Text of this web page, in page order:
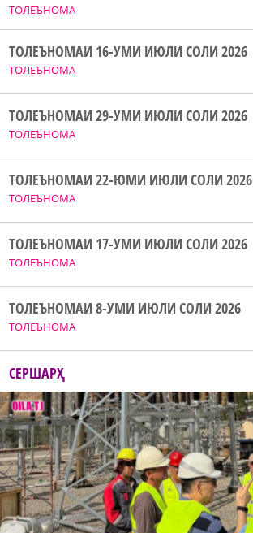
ТОЛЕЪНОМА
ТОЛЕЪНОМА
ТОЛЕЪНОМАИ 16-УМИ ИЮЛИ СОЛИ 2026
ТОЛЕЪНОМА
ТОЛЕЪНОМАИ 29-УМИ ИЮЛИ СОЛИ 2026
ТОЛЕЪНОМА
ТОЛЕЪНОМАИ 22-ЮМИ ИЮЛИ СОЛИ 2026
ТОЛЕЪНОМА
ТОЛЕЪНОМАИ 17-УМИ ИЮЛИ СОЛИ 2026
ТОЛЕЪНОМА
ТОЛЕЪНОМАИ 8-УМИ ИЮЛИ СОЛИ 2026
СЕРШАРҲ